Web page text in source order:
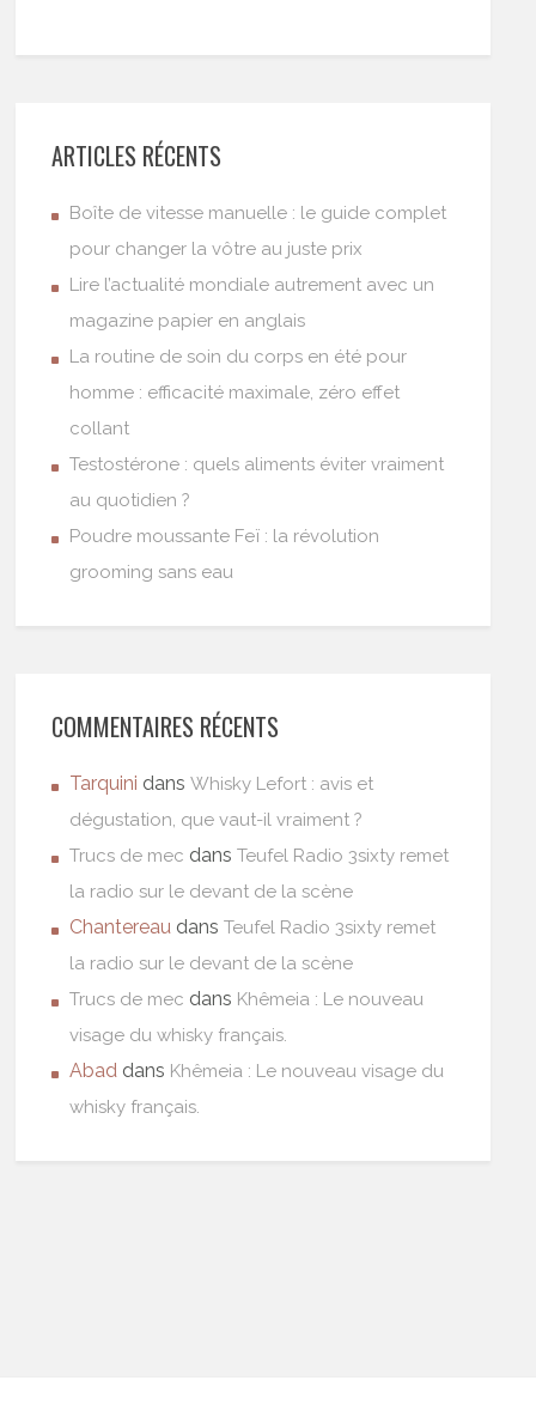
ARTICLES RÉCENTS
Boîte de vitesse manuelle : le guide complet
pour changer la vôtre au juste prix
Lire l’actualité mondiale autrement avec un
magazine papier en anglais
La routine de soin du corps en été pour
homme : efficacité maximale, zéro effet
collant
Testostérone : quels aliments éviter vraiment
au quotidien ?
Poudre moussante Feï : la révolution
grooming sans eau
COMMENTAIRES RÉCENTS
Tarquini dansWhisky Lefort : avis et
dégustation, que vaut-il vraiment ?
Trucs de mec dansTeufel Radio 3sixty remet
la radio sur le devant de la scène
Chantereau dansTeufel Radio 3sixty remet
la radio sur le devant de la scène
Trucs de mec dans Khêmeia : Le nouveau
visage du whisky français.
Abad dans Khêmeia : Le nouveau visage du
whisky français.